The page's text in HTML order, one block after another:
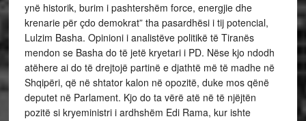
ynë historik, burim i pashtershëm force, energjie dhe
krenarie për çdo demokrat” tha pasardhësi i tij potencial,
Lulzim Basha. Opinioni i analistëve politikë të Tiranës
mendon se Basha do të jetë kryetari i PD. Nëse kjo ndodh
atëhere ai do të drejtojë partinë e djathtë më të madhe në
Shqipëri, që në shtator kalon në opozitë, duke mos qënë
deputet në Parlament. Kjo do ta vërë atë në të njëjtën
pozitë si kryeministri i ardhshëm Edi Rama, kur ishte